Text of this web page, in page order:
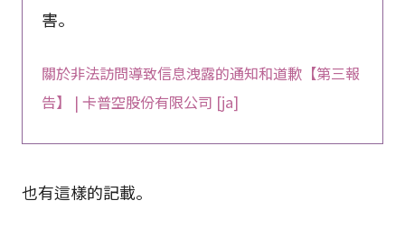
害。
關於非法訪問導致信息洩露的通知和道歉【第三報
告】 | 卡普空股份有限公司 [ja]
也有這樣的記載。